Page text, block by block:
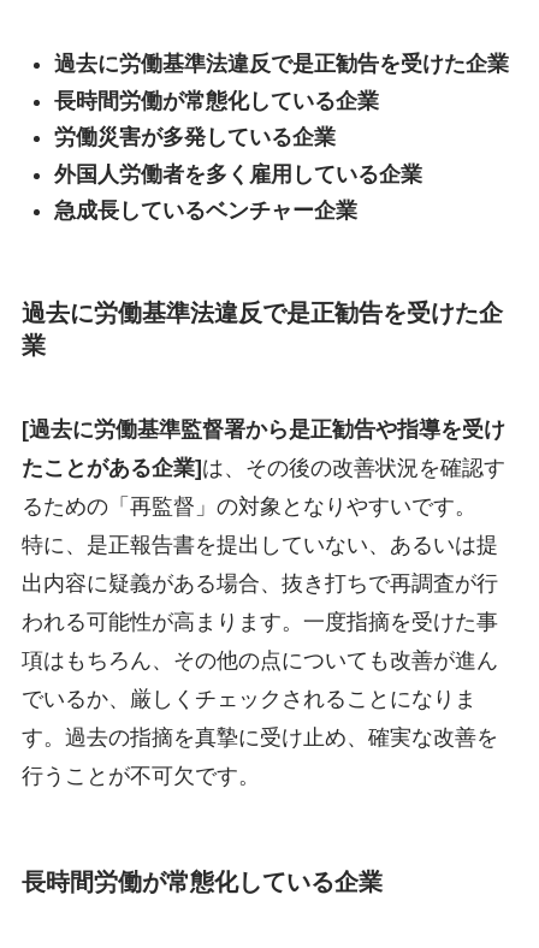
過去に労働基準法違反で是正勧告を受けた企業
長時間労働が常態化している企業
労働災害が多発している企業
外国人労働者を多く雇用している企業
急成長しているベンチャー企業
過去に労働基準法違反で是正勧告を受けた企
業
[過去に労働基準監督署から是正勧告や指導を受け
たことがある企業]は、その後の改善状況を確認す
るための「再監督」の対象となりやすいです。
特に、是正報告書を提出していない、あるいは提
出内容に疑義がある場合、抜き打ちで再調査が行
われる可能性が高まります。一度指摘を受けた事
項はもちろん、その他の点についても改善が進ん
でいるか、厳しくチェックされることになりま
す。過去の指摘を真摯に受け止め、確実な改善を
行うことが不可欠です。
長時間労働が常態化している企業